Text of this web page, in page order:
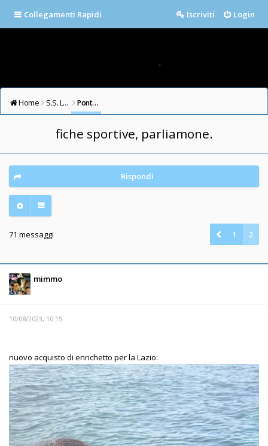
Collegamenti Rapidi Login
Iscriviti
Home S.S. LAZIO FORUM Ponte Milvio
fiche sportive, parliamone.
Rispondi
71 messaggi 1 2
mimmo
10/08/2023, 10:15
nuovo acquisto di enrichetto per la Lazio: